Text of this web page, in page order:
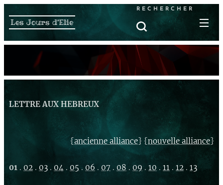
Les Jours d'Elie
RECHERCHER
LETTRE AUX HEBREUX
{ancienne alliance} {nouvelle alliance}
01 . 02 . 03 . 04 . 05 . 06 . 07 . 08 . 09. 10 . 11 . 12 . 13